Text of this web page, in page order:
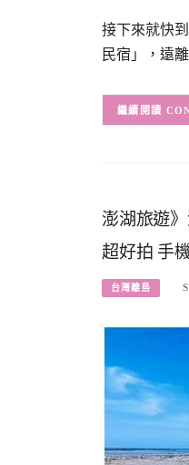
接下來就快
民宿」，遠
澎湖旅遊
超好拍 手
台灣離島